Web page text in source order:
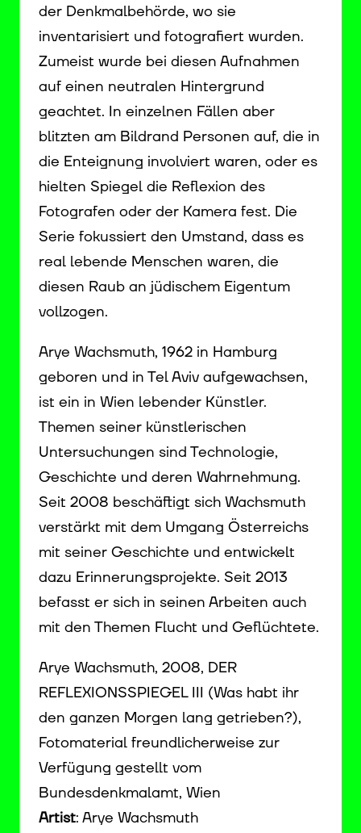
der Denkmalbehörde, wo sie
inventarisiert und fotografiert wurden.
Zumeist wurde bei diesen Aufnahmen
auf einen neutralen Hintergrund
geachtet. In einzelnen Fällen aber
blitzten am Bildrand Personen auf, die in
die Enteignung involviert waren, oder es
hielten Spiegel die Reflexion des
Fotografen oder der Kamera fest. Die
Serie fokussiert den Umstand, dass es
real lebende Menschen waren, die
diesen Raub an jüdischem Eigentum
vollzogen.
Arye Wachsmuth, 1962 in Hamburg
geboren und in Tel Aviv aufgewachsen,
ist ein in Wien lebender Künstler.
Themen seiner künstlerischen
Untersuchungen sind Technologie,
Geschichte und deren Wahrnehmung.
Seit 2008 beschäftigt sich Wachsmuth
verstärkt mit dem Umgang Österreichs
mit seiner Geschichte und entwickelt
dazu Erinnerungsprojekte. Seit 2013
befasst er sich in seinen Arbeiten auch
mit den Themen Flucht und Geflüchtete.
Arye Wachsmuth, 2008, DER
REFLEXIONSSPIEGEL III (Was habt ihr
den ganzen Morgen lang getrieben?),
Fotomaterial freundlicherweise zur
Verfügung gestellt vom
Bundesdenkmalamt, Wien
Artist: Arye Wachsmuth